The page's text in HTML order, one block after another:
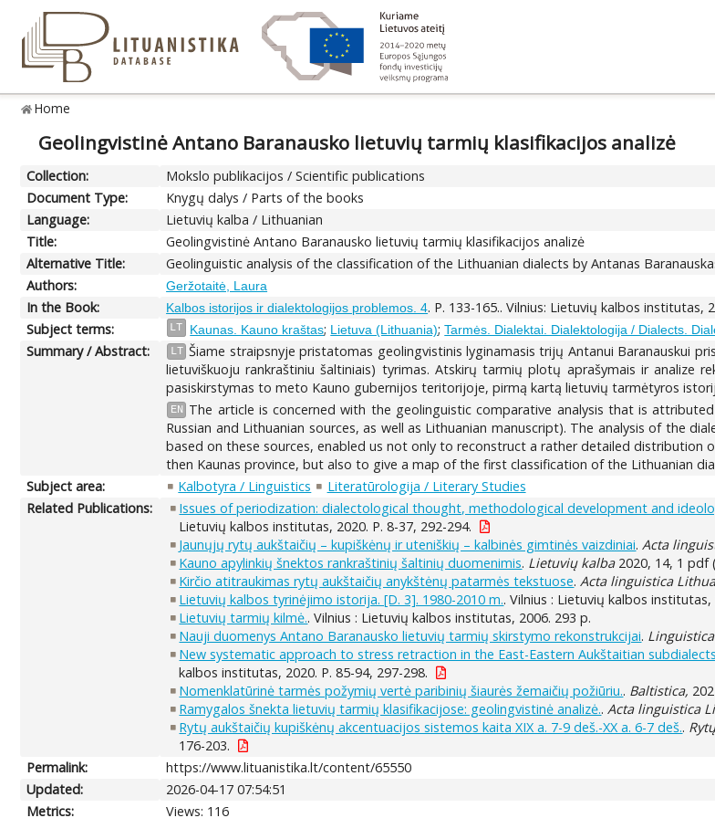
Home
Geolingvistinė Antano Baranausko lietuvių tarmių klasifikacijos analizė
Collection:
Mokslo publikacijos / Scientific publications
Document Type:
Knygų dalys / Parts of the books
Language:
Lietuvių kalba / Lithuanian
Title:
Geolingvistinė Antano Baranausko lietuvių tarmių klasifikacijos analizė
Alternative Title:
Geolinguistic analysis of the classification of the Lithuanian dialects by Antanas
Authors:
Geržotaitė, Laura
In the Book: Kalbos istorijos ir dialektologijos problemos. 4. P. 133-165.. Vilnius: Lietuvių kalbos institutas,
Subject terms:
LT Kaunas. Kauno kraštas; Lietuva (Lithuania);Tarmės. Dialektai. Dialektologija / Dialects.
Summary / Abstract: LT Šiame straipsnyje pristatomas geolingvistinis lyginamasis trijų Antanui Baranauskui
lietuviškuoju rankraštiniu šaltiniais) tyrimas. Atskirų tarmių plotų aprašymais ir analize
pasiskirstymas to meto Kauno gubernijos teritorijoje, pirmą kartą lietuvių tarmėtyros
EN
The article is concerned with the geolinguistic comparative analysis that is
Russian and Lithuanian sources, as well as Lithuanian manuscript). The analysis of the
based on these sources, enabled us not only to reconstruct a rather detailed
then Kaunas province, but also to give a map of the first classification of the Lithuanian
Subject area:
Kalbotyra / Linguistics
Literatūrologija / Literary Studies
Related Publications:
Issues of periodization: dialectological thought, methodological development and
Lietuvių kalbos institutas, 2020. P. 8-37, 292-294.
Jaunųjų rytų aukštaičių – kupiškėnų ir uteniškių – kalbinės gimtinės vaizdiniai. Acta
Kauno apylinkių šnektos rankraštinių šaltinių duomenimis. Lietuvių kalba2020, 14, 1 pdf
Kirčio atitraukimas rytų aukštaičių anykštėnų patarmės tekstuose. Acta linguistica
Lietuvių kalbos tyrinėjimo istorija. [D. 3]. 1980-2010 m.. Vilnius : Lietuvių kalbos institutas,
Lietuvių tarmių kilmė.. Vilnius : Lietuvių kalbos institutas, 2006. 293 p.
Nauji duomenys Antano Baranausko lietuvių tarmių skirstymo rekonstrukcijai.
New systematic approach to stress retraction in the East-Eastern Aukštaitian subdialects
kalbos institutas, 2020. P. 85-94, 297-298.
Nomenklatūrinė tarmės požymių vertė paribinių šiaurės žemaičių požiūriu.. Baltistica,
Ramygalos šnekta lietuvių tarmių klasifikacijose: geolingvistinė analizė.. Acta linguistica
Rytų aukštaičių kupiškėnų akcentuacijos sistemos kaita XIX a. 7-9 deš.-XX a. 6-7 deš..
176-203.
Permalink:
https://www.lituanistika.lt/content/65550
Updated:
2026-04-17 07:54:51
Metrics:
Views: 116